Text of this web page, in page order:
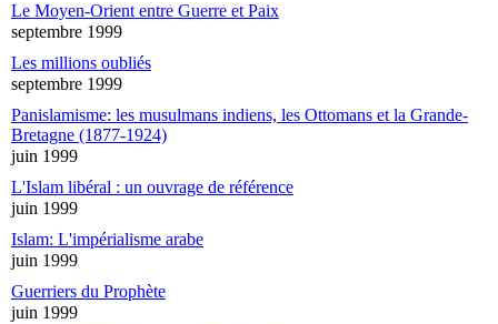
Le Moyen-Orient entre Guerre et Paix
septembre 1999
Les millions oubliés
septembre 1999
Panislamisme: les musulmans indiens, les Ottomans et la Grande-
Bretagne (1877-1924)
juin 1999
L'Islam libéral : un ouvrage de référence
juin 1999
Islam: L'impérialisme arabe
juin 1999
Guerriers du Prophète
juin 1999